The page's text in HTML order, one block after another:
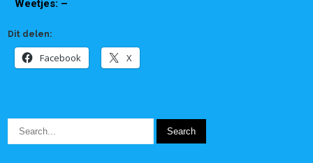
Weetjes: –
Dit delen:
Facebook X